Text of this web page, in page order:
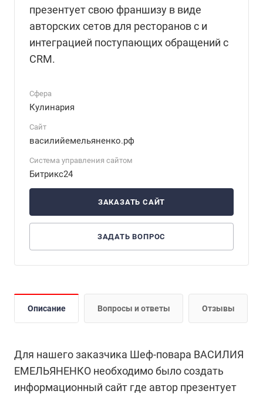
презентует свою франшизу в виде
авторских сетов для ресторанов с и
интеграцией поступающих обращений с
CRM.
Сфера
Кулинария
Сайт
василийемельяненко.рф
Система управления сайтом
Битрикс24
ЗАКАЗАТЬ САЙТ
ЗАДАТЬ ВОПРОС
Описание Вопросы и ответы Отзывы
Для нашего заказчика Шеф-повара ВАСИЛИЯ
ЕМЕЛЬЯНЕНКО необходимо было создать
информационный сайт где автор презентует